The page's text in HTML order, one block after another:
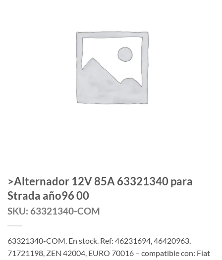
>Alternador 12V 85A 63321340 para
Strada año96 00
SKU: 63321340-COM
63321340-COM. En stock. Ref: 46231694, 46420963,
71721198, ZEN 42004, EURO 70016 – compatible con: Fiat